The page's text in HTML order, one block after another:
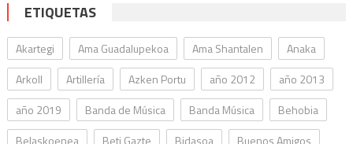
ETIQUETAS
Akartegi Ama Guadalupekoa Ama Shantalen
Anaka
Arkoll
Artillería Azken Portu año 2012
año 2013
año 2019
Banda de Música Banda Música
Behobia
Belaskoenea
Beti Gazte Bidasoa
Buenos Amigos